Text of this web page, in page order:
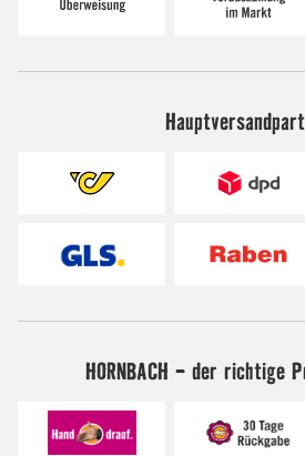
HORNBACH - der richtige